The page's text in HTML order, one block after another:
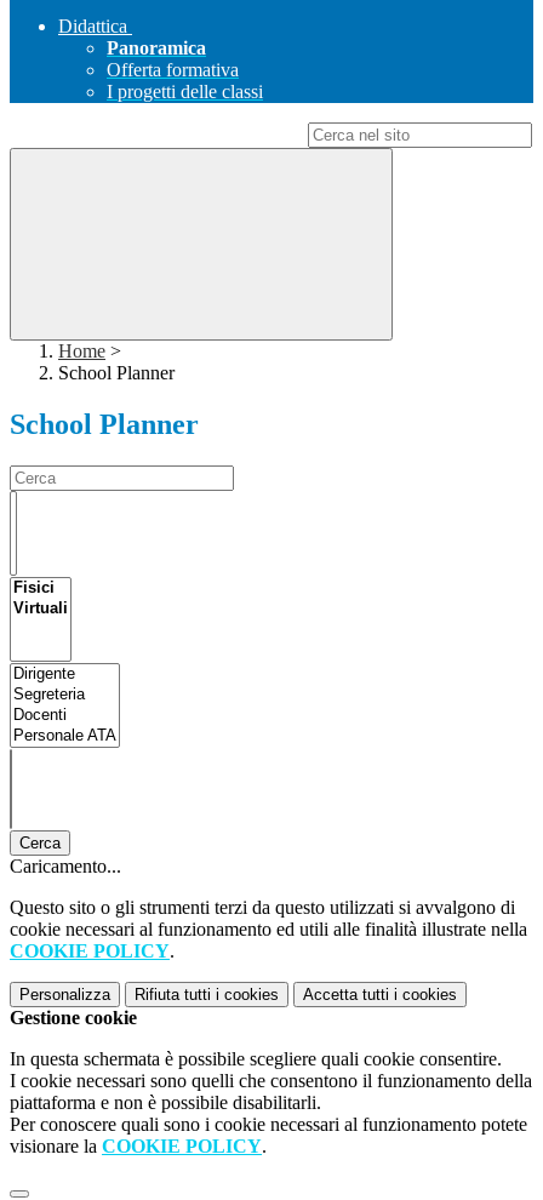
Didattica
Panoramica
Offerta formativa
I progetti delle classi
Home >
School Planner
School Planner
Cerca
Caricamento...
Questo sito o gli strumenti terzi da questo utilizzati si avvalgono di
cookie necessari al funzionamento ed utili alle finalità illustrate nella
COOKIE POLICY.
Personalizza Rifiuta tutti i cookies Accetta tutti i cookies
Gestione cookie
In questa schermata è possibile scegliere quali cookie consentire.
I cookie necessari sono quelli che consentono il funzionamento della
piattaforma e non è possibile disabilitarli.
Per conoscere quali sono i cookie necessari al funzionamento potete
visionare la COOKIE POLICY.